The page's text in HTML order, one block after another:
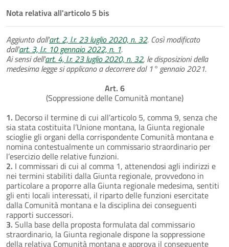
Nota relativa all'articolo 5 bis
Aggiunto dall'art. 2, l.r. 23 luglio 2020, n. 32. Così modificato
dall'art. 3, l.r. 10 gennaio 2022, n. 1.
Ai sensi dell'art. 4, l.r. 23 luglio 2020, n. 32, le disposizioni della
medesima legge si applicano a decorrere dal 1° gennaio 2021.
Art. 6
(Soppressione delle Comunità montane)
1. Decorso il termine di cui all’articolo 5, comma 9, senza che
sia stata costituita l’Unione montana, la Giunta regionale
scioglie gli organi della corrispondente Comunità montana e
nomina contestualmente un commissario straordinario per
l’esercizio delle relative funzioni.
2. I commissari di cui al comma 1, attenendosi agli indirizzi e
nei termini stabiliti dalla Giunta regionale, provvedono in
particolare a proporre alla Giunta regionale medesima, sentiti
gli enti locali interessati, il riparto delle funzioni esercitate
dalla Comunità montana e la disciplina dei conseguenti
rapporti successori.
3. Sulla base della proposta formulata dal commissario
straordinario, la Giunta regionale dispone la soppressione
della relativa Comunità montana e approva il conseguente